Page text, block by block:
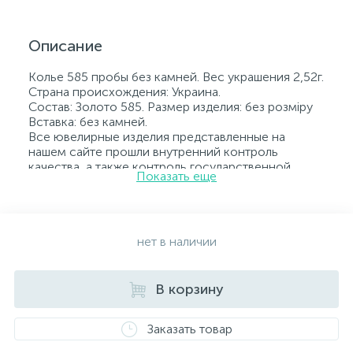
Описание
Колье 585 пробы без камней. Вес украшения 2,52г.
Страна происхождения: Украина.
Состав: Золото 585. Размер изделия: без розміру
Вставка: без камней.
Все ювелирные изделия представленные на
нашем сайте прошли внутренний контроль
качества, а также контроль государственной
пробирной службой Украины, на всех изделиях
сайте могут незначительно отличаться от
экрана
Показать еще
нет в наличии
В корзину
Заказать товар